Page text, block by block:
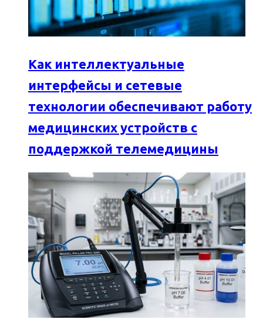
Как интеллектуальные
интерфейсы и сетевые
технологии обеспечивают работу
медицинских устройств с
поддержкой телемедицины